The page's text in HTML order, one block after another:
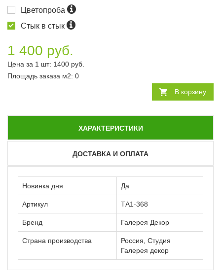
Цветопроба
Стык в стык
1 400 руб.
Цена за 1 шт: 1400 руб.
Площадь заказа м2: 0
В корзину
ХАРАКТЕРИСТИКИ
ДОСТАВКА И ОПЛАТА
Новинка дня Да
Артикул ТА1-368
Бренд Галерея Декор
Страна производства
Россия, Студия
Галерея декор